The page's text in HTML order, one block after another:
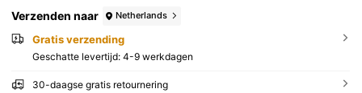
Verzenden naar Netherlands
Gratis verzending
Geschatte levertijd: 4-9 werkdagen
30-daagse gratis retournering